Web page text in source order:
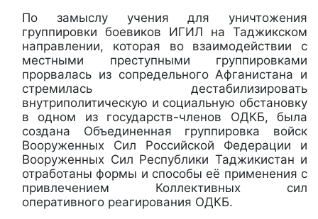
По замыслу учения для уничтожения
группировки боевиков ИГИЛ на Таджикском
направлении, которая во взаимодействии с
местными преступными группировками
прорвалась из сопредельного Афганистана и
стремилась дестабилизировать
внутриполитическую и социальную обстановку
в одном из государств-членов ОДКБ, была
создана Объединенная группировка войск
Вооруженных Сил Российской Федерации и
Вооруженных Сил Республики Таджикистан и
отработаны формы и способы её применения с
привлечением Коллективных сил
оперативного реагирования ОДКБ.